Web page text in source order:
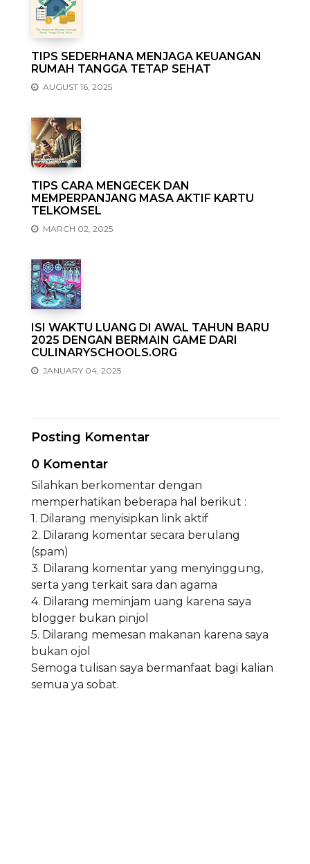
TIPS SEDERHANA MENJAGA KEUANGAN
RUMAH TANGGA TETAP SEHAT
AUGUST 16, 2025
TIPS CARA MENGECEK DAN
MEMPERPANJANG MASA AKTIF KARTU
TELKOMSEL
MARCH 02, 2025
ISI WAKTU LUANG DI AWAL TAHUN BARU
2025 DENGAN BERMAIN GAME DARI
CULINARYSCHOOLS.ORG
JANUARY 04, 2025
Posting Komentar
0 Komentar
Silahkan berkomentar dengan
memperhatikan beberapa hal berikut :
1. Dilarang menyisipkan link aktif
2. Dilarang komentar secara berulang
(spam)
3. Dilarang komentar yang menyinggung,
serta yang terkait sara dan agama
4. Dilarang meminjam uang karena saya
blogger bukan pinjol
5. Dilarang memesan makanan karena saya
bukan ojol
Semoga tulisan saya bermanfaat bagi kalian
semua ya sobat.